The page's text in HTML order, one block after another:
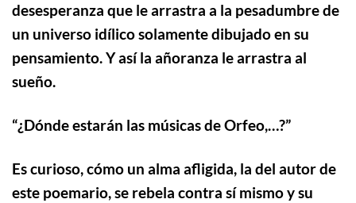
desesperanza que le arrastra a la pesadumbre de
un universo idílico solamente dibujado en su
pensamiento. Y así la añoranza le arrastra al
sueño.
“¿Dónde estarán las músicas de Orfeo,…?”
Es curioso, cómo un alma afligida, la del autor de
este poemario, se rebela contra sí mismo y su